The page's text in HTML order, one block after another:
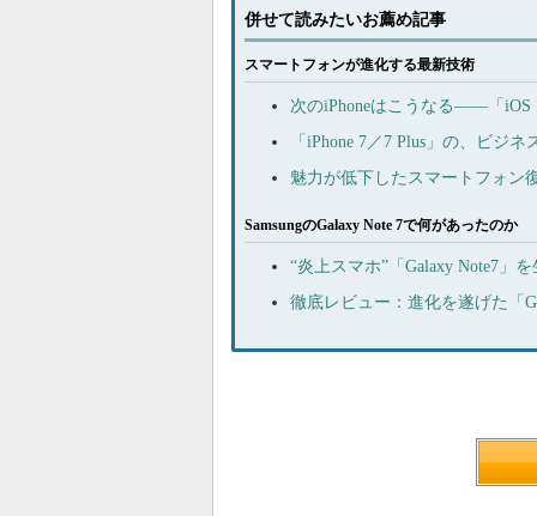
併せて読みたいお薦め記事
スマートフォンが進化する最新技術
次のiPhoneはこうなる――「iOS
「iPhone 7／7 Plus」の、ビジ
魅力が低下したスマートフォン
SamsungのGalaxy Note 7で何があったのか
“炎上スマホ”「Galaxy Note7」
徹底レビュー：進化を遂げた「